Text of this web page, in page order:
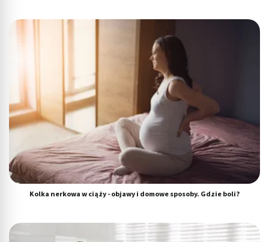
Kolka nerkowa w ciąży - objawy i domowe sposoby. Gdzie boli?